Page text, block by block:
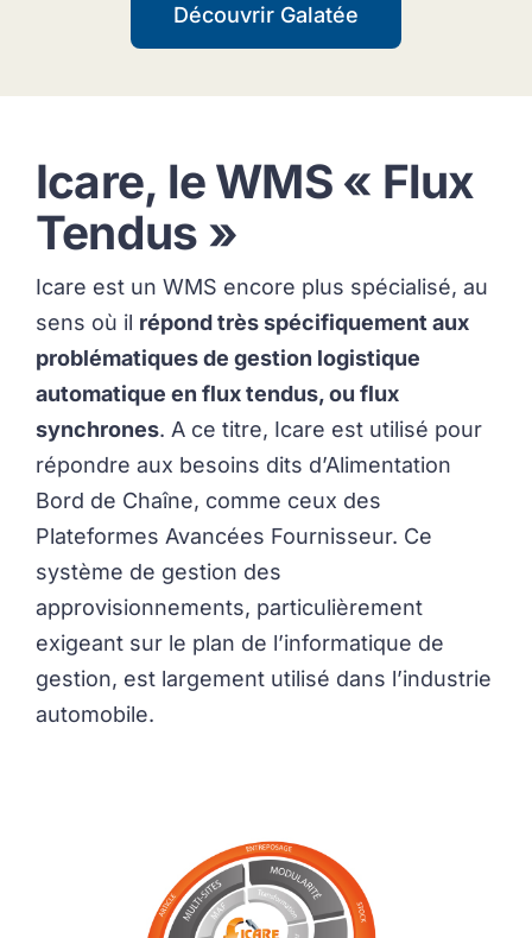
Découvrir Galatée
Icare, le WMS « Flux
Tendus »
Icare est un WMS encore plus spécialisé, au
sens où il répond très spécifiquement aux
problématiques de gestion logistique
automatique en flux tendus, ou flux
synchrones. A ce titre, Icare est utilisé pour
répondre aux besoins dits d’Alimentation
Bord de Chaîne, comme ceux des
Plateformes Avancées Fournisseur. Ce
système de gestion des
approvisionnements, particulièrement
exigeant sur le plan de l’informatique de
gestion, est largement utilisé dans l’industrie
automobile.